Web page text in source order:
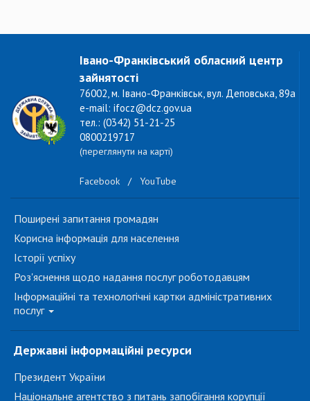
Івано-Франківський обласний центр
зайнятості
76002, м. Івано-Франківськ, вул. Деповська, 89а
e-mail: ifocz@dcz.gov.ua
тел.: (0342) 51-21-25
0800219717
(переглянути на карті)
Facebook / YouTube
Поширені запитання громадян
Корисна інформація для населення
Історії успіху
Роз'яснення щодо надання послуг роботодавцям
Інформаційні та технологічні картки адміністративних
послуг
Державні інформаційні ресурси
Президент України
Національне агентство з питань запобігання корупції